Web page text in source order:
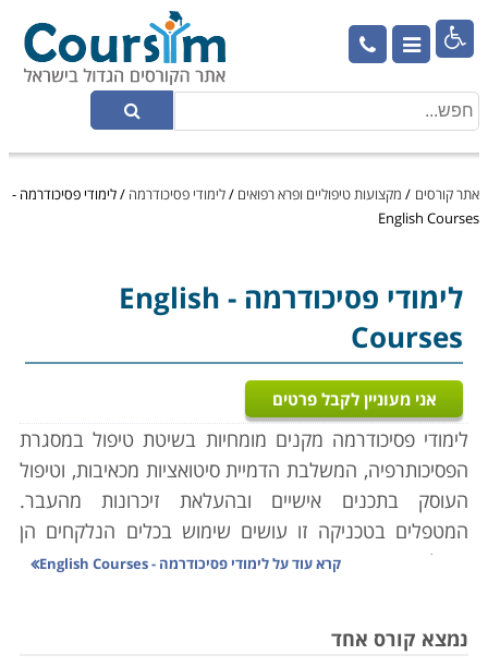

אתר קורסים / מקצועות טיפוליים ופרא רפואים /לימודי פסיכודרמה /לימודי פסיכודרמה -
English Courses
לימודי פסיכודרמה
- English
Courses
אני מעוניין לקבל פרטים
לימודי פסיכודרמה מקנים מומחיות בשיטת טיפול במסגרת
הפסיכותרפיה, המשלבת הדמיית סיטואציות מכאיבות, וטיפול
העוסק בתכנים אישיים ובהעלאת זיכרונות מהעבר.
המטפלים בטכניקה זו עושים שימוש בכלים הנלקחים הן
מעולם הדרמה, המשחק והתיאטרון והן בידע ובהבנות
לוי מורנו, ובבסיסה ניצבת הטענה כי בכל אדם יש כוח בורא
קרא עוד עללימודי פסיכודרמה - English Courses
נמצא קורס אחד